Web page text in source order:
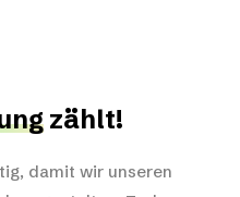
zählt!
damit wir unseren